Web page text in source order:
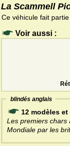
La Scammell
Ce véhicule fait
Voir aussi :
blindés anglais
12 modèles
Les premiers chars
Mondiale par les